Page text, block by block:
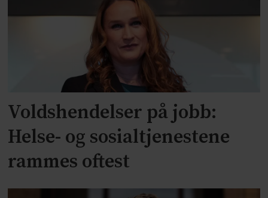
Voldshendelser på jobb:
Helse- og sosialtjenestene
rammes oftest